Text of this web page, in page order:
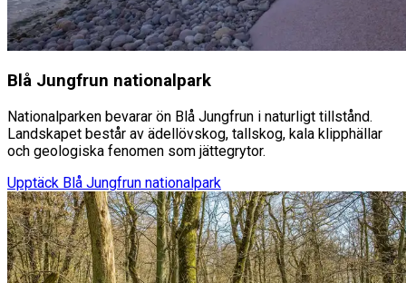
Blå Jungfrun nationalpark
Nationalparken bevarar ön Blå Jungfrun i naturligt tillstånd.
Landskapet består av ädellövskog, tallskog, kala klipphällar
och geologiska fenomen som jättegrytor.
Upptäck Blå Jungfrun nationalpark